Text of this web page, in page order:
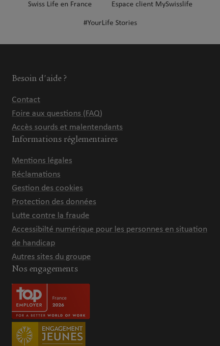
Swiss Life en France Espace client MySwisslife
#YourLife Stories
Besoin d'aide ?
Contact
Foire aux questions (FAQ)
Accès sourds et malentendants
Informations réglementaires
Mentions légales
Réclamations
Gestion des cookies
Protection des données
Lutte contre la fraude
Accessibilté numérique pour les personnes en situation
de handicap
Autres sites du groupe
Nos engagements